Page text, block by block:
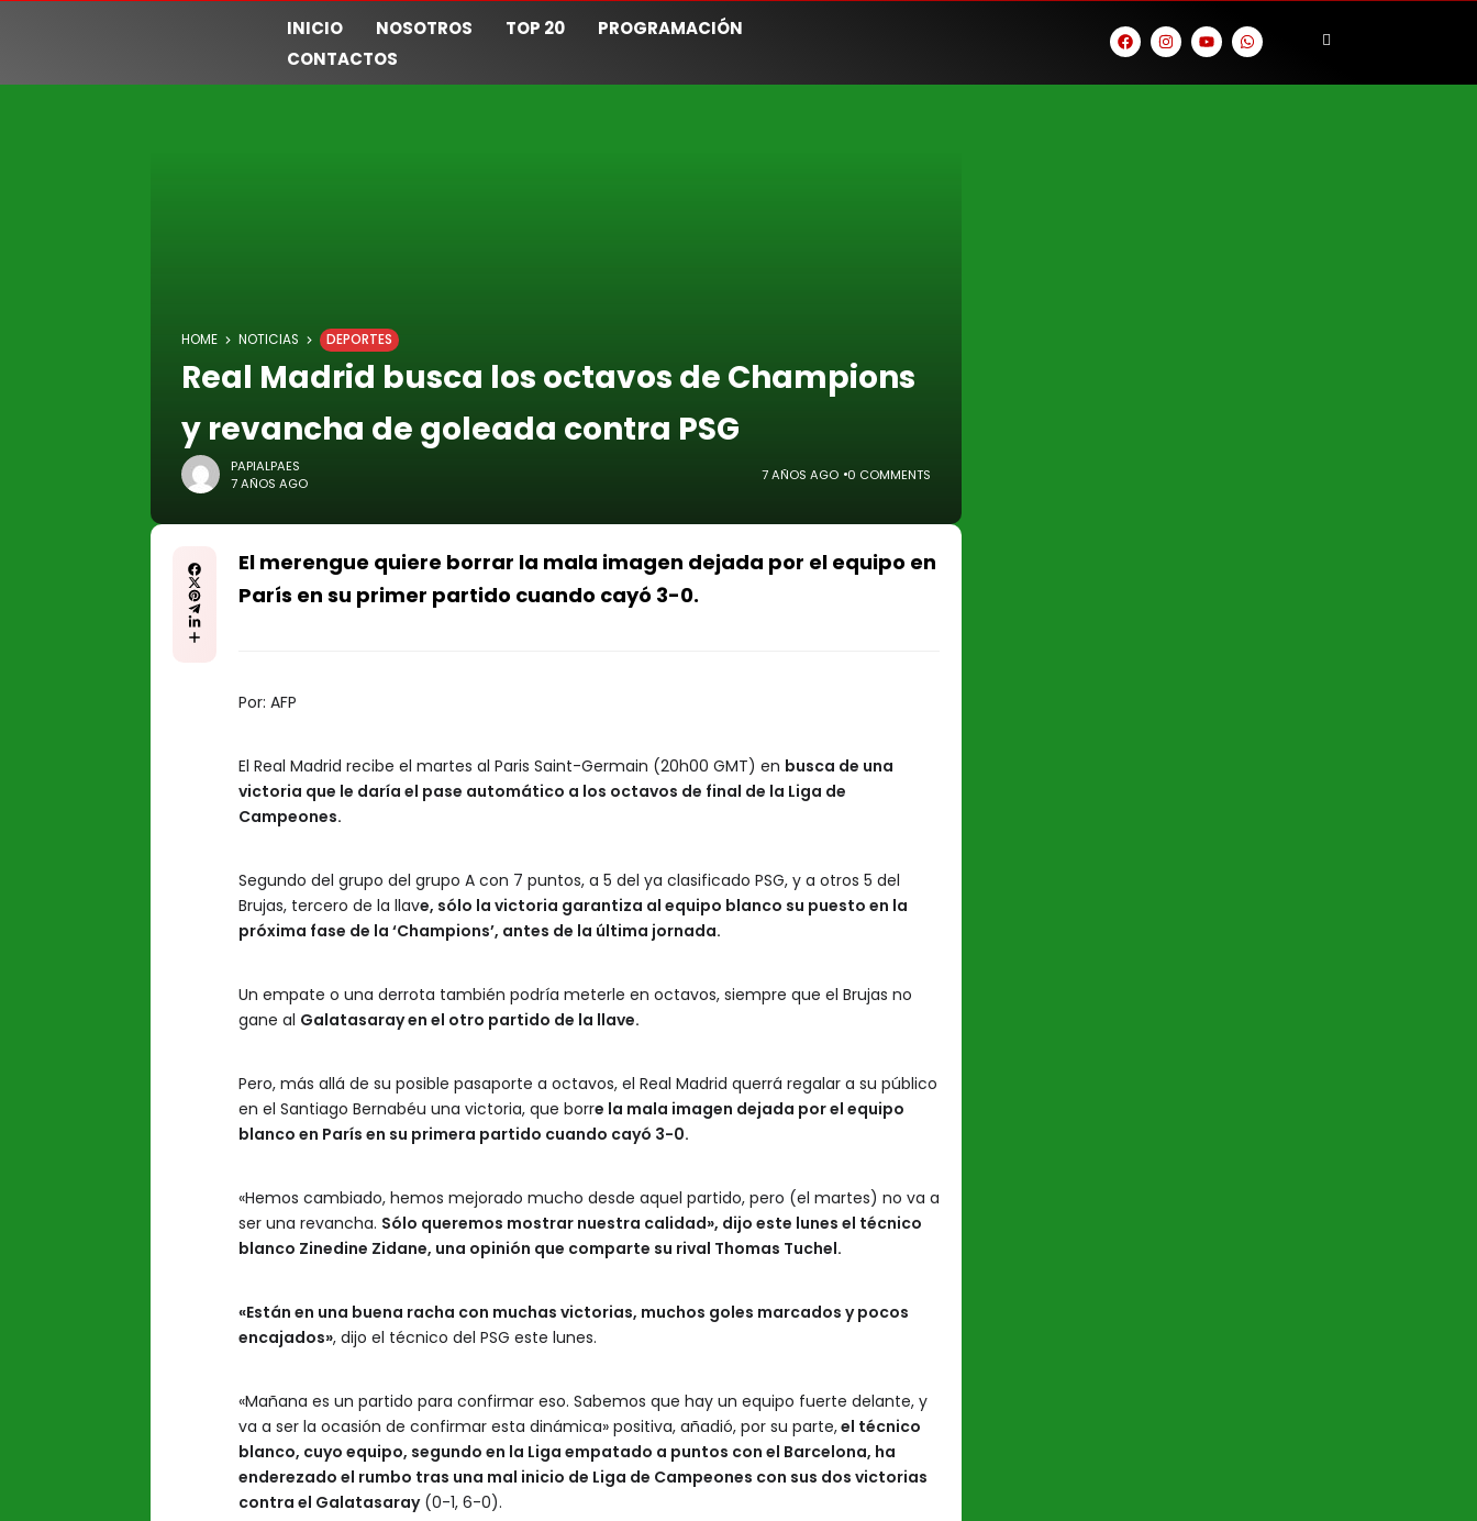
INICIO NOSOTROS TOP 20
PROGRAMACIÓN
CONTACTOS
HOME NOTICIAS DEPORTES
Real Madrid busca los octavos de Champions
y revancha de goleada contra PSG
PAPIALPAES
7 AÑOS AGO
7 AÑOS AGO 0 COMMENTS
El merengue quiere borrar la mala imagen dejada por el equipo en
París en su primer partido cuando cayó 3-0.
Por: AFP
El Real Madrid recibe el martes al Paris Saint-Germain (20h00 GMT) en busca de una
victoria que le daría el pase automático a los octavos de final de la Liga de
Campeones.
Segundo del grupo del grupo A con 7 puntos, a 5 del ya clasificado PSG, y a otros 5 del
Brujas, tercero de la llave, sólo la victoria garantiza al equipo blanco su puesto en la
próxima fase de la ‘Champions’, antes de la última jornada.
Un empate o una derrota también podría meterle en octavos, siempre que el Brujas no
gane al Galatasaray en el otro partido de la llave.
Pero, más allá de su posible pasaporte a octavos, el Real Madrid querrá regalar a su público
en el Santiago Bernabéu una victoria, que borre la mala imagen dejada por el equipo
blanco en París en su primera partido cuando cayó 3-0.
«Hemos cambiado, hemos mejorado mucho desde aquel partido, pero (el martes) no va a
ser una revancha. Sólo queremos mostrar nuestra calidad», dijo este lunes el técnico
blanco Zinedine Zidane, una opinión que comparte su rival Thomas Tuchel.
«Están en una buena racha con muchas victorias, muchos goles marcados y pocos
encajados», dijo el técnico del PSG este lunes.
«Mañana es un partido para confirmar eso. Sabemos que hay un equipo fuerte delante, y
va a ser la ocasión de confirmar esta dinámica» positiva, añadió, por su parte,el técnico
blanco, cuyo equipo, segundo en la Liga empatado a puntos con el Barcelona, ha
enderezado el rumbo tras una mal inicio de Liga de Campeones con sus dos victorias
contra el Galatasaray(0-1, 6-0).